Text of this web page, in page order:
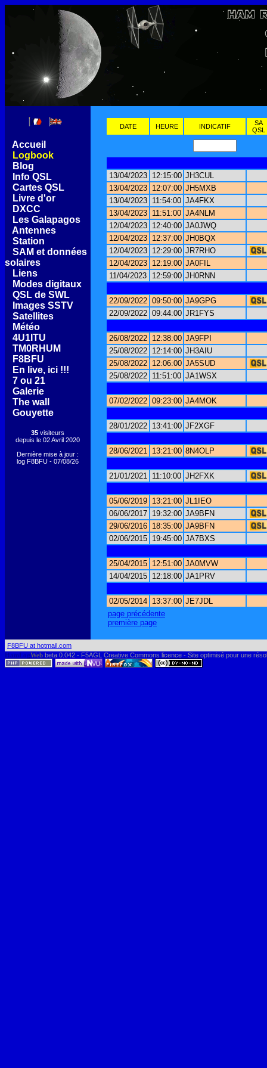
Accueil
Logbook
Blog
Info QSL
Cartes QSL
Livre d'or
DXCC
Les Galapagos
Antennes
Station
SAM et données
solaires
Liens
Modes digitaux
QSL de SWL
Images SSTV
Satellites
Météo
4U1ITU
TM0RHUM
F8BFU
En live, ici !!!
7 ou 21
Galerie
The wall
Gouyette
35 visiteurs
depuis le 02 Avril 2020
Dernière mise à jour :
log F8BFU - 07/08/26
DATE HEURE INDICATIF
SA
QSL
13/04/2023 12:15:00 JH3CUL
13/04/2023
12:07:00 JH5MXB
13/04/2023
11:54:00 JA4FKX
13/04/2023
11:51:00 JA4NLM
12/04/2023
12:40:00 JA0JWQ
12/04/2023
12:37:00 JH0BQX
12/04/2023
12:29:00 JR7RHO
12/04/2023
12:19:00 JA0FIL
11/04/2023
12:59:00 JH0RNN
22/09/2022 09:50:00 JA9GPG
22/09/2022 09:44:00 JR1FYS
26/08/2022 12:38:00 JA9FPI
25/08/2022
12:14:00 JH3AIU
25/08/2022
12:06:00 JA5SUD
25/08/2022
11:51:00 JA1WSX
07/02/2022 09:23:00 JA4MOK
28/01/2022 13:41:00 JF2XGF
28/06/2021 13:21:00 8N4OLP
21/01/2021 11:10:00 JH2FXK
05/06/2019 13:21:00 JL1IEO
06/06/2017
19:32:00 JA9BFN
29/06/2016
18:35:00 JA9BFN
02/06/2015
19:45:00 JA7BXS
25/04/2015 12:51:00 JA0MVW
14/04/2015
12:18:00 JA1PRV
02/05/2014 13:37:00 JE7JDL
page précédente
première page
F8BFU at hotmail.com
HamLogWeb beta 0.042 - F5AGL Creative Commons licence - Site optimisé pour une